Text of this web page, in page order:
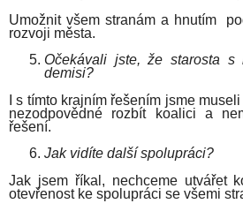
Umožnit všem stranám a hnutím
rozvoji města.
Očekávali jste, že starosta s
demisi?
I s tímto krajním řešením jsme
nezodpovědné rozbít koalici a
řešení.
Jak vidíte další spolupráci?
Jak jsem říkal, nechceme utvářet
otevřenost ke spolupráci se všemi